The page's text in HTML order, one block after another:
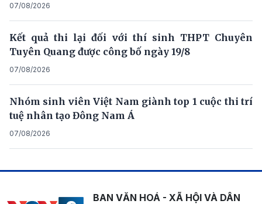
07/08/2026
Kết quả thi lại đối với thí sinh THPT Chuyên
Tuyên Quang được công bố ngày 19/8
07/08/2026
Nhóm sinh viên Việt Nam giành top 1 cuộc thi trí
tuệ nhân tạo Đông Nam Á
07/08/2026
BAN VĂN HOÁ - XÃ HỘI VÀ DÂN